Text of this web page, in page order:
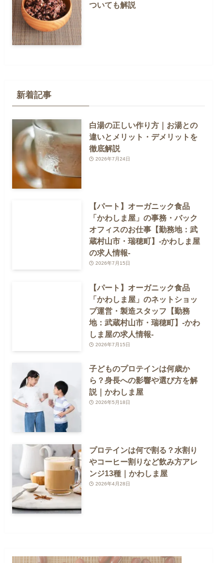
ついても解説
新着記事
白湯の正しい作り方｜お湯との
違いとメリット・デメリットを
徹底解説
2026年7月24日
【パート】オーガニック食品
「かわしま屋」の事務・バック
オフィスのお仕事【勤務地：武
蔵村山市・瑞穂町】-かわしま屋
の求人情報-
2026年7月15日
【パート】オーガニック食品
「かわしま屋」のネットショッ
プ運営・製造スタッフ【勤務
地：武蔵村山市・瑞穂町】-かわ
しま屋の求人情報-
2026年7月15日
子どものプロテインは何歳か
ら？身長への影響や選び方を解
説｜かわしま屋
2026年5月18日
プロテインは何で割る？水割り
やコーヒー割りなど飲み方アレ
ンジ13種｜かわしま屋
2026年4月28日